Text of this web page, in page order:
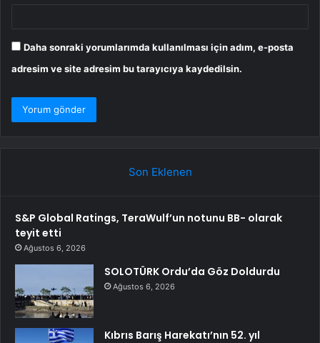
Daha sonraki yorumlarımda kullanılması için adım, e-posta
adresim ve site adresim bu tarayıcıya kaydedilsin.
Son Eklenen
S&P Global Ratings, TeraWulf’un notunu BB- olarak
teyit etti
Ağustos 6, 2026
SOLOTÜRK Ordu’da Göz Doldurdu
Ağustos 6, 2026
Kıbrıs Barış Harekatı’nın 52. yıl